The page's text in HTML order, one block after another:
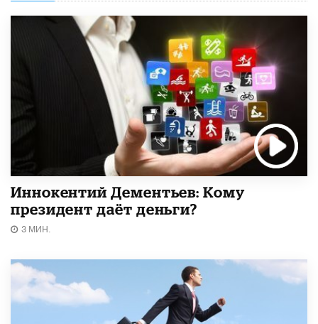
Иннокентий Дементьев: Кому
президент даёт деньги?
3 МИН.